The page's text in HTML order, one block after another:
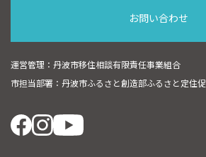
お問い合わせ
運営管理：丹波市移住相談有限責任事業組合
市担当部署：丹波市ふるさと創造部ふるさと定住